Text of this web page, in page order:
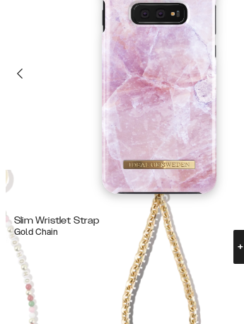
Slim Wristlet Strap
Gold Chain
+